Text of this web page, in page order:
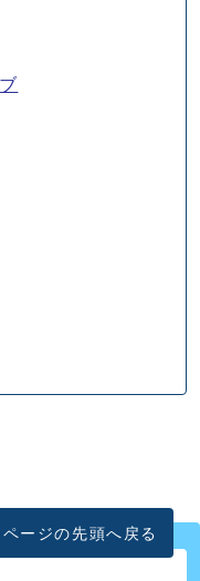
ページの先頭へ戻る